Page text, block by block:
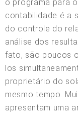
o programa para
contabilidade é a
do controle do
análise dos
fato, são poucos
los
proprietário do
mesmo tempo.
apresentam uma